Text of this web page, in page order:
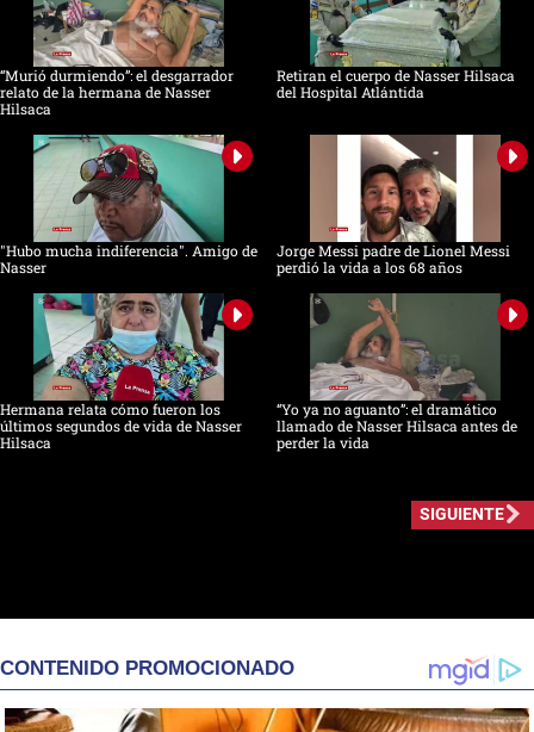
“Murió durmiendo”: el desgarrador
relato de la hermana de Nasser
Hilsaca
Retiran el cuerpo de Nasser Hilsaca
del Hospital Atlántida
"Hubo mucha indiferencia". Amigo de
Nasser
Jorge Messi padre de Lionel Messi
perdió la vida a los 68 años
Hermana relata cómo fueron los
últimos segundos de vida de Nasser
Hilsaca
“Yo ya no aguanto”: el dramático
llamado de Nasser Hilsaca antes de
perder la vida
SIGUIENTE
CONTENIDO PROMOCIONADO